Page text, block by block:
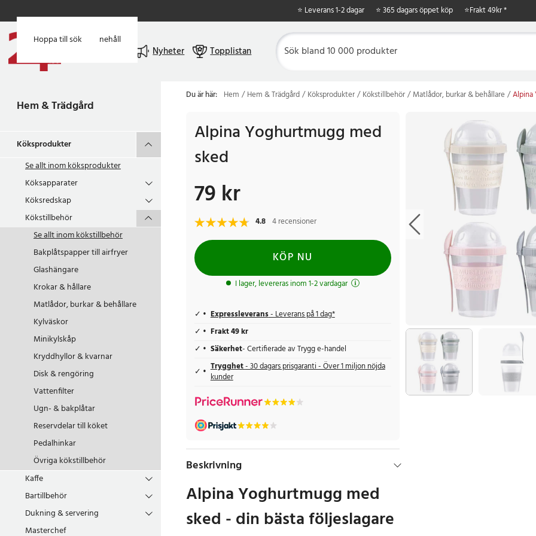
Hoppa till huvudinnehåll
Hoppa till sök
⭐ Leverans 1-2 dagar ⭐ 365 dagars öppet köp ⭐Frakt 49kr *
Nyheter Topplistan
Hem & Trädgård
Köksprodukter
Se allt inomköksprodukter
Köksapparater
Köksredskap
Kökstillbehör
Se allt inomkökstillbehör
Bakplåtspapper till airfryer
Glashängare
Krokar & hållare
Matlådor, burkar & behållare
Kylväskor
Minikylskåp
Kryddhyllor & kvarnar
Disk & rengöring
Vattenfilter
Ugn- & bakplåtar
Reservdelar till köket
Pedalhinkar
Övriga kökstillbehör
Kaffe
Bartillbehör
Dukning & servering
Masterchef
Du är här: Hem Hem & Trädgård Köksprodukter Kökstillbehör Matlådor, burkar & behållare Alpina
Alpina Yoghurtmugg med
sked
Pris:79 kr
79 kr
4.8 4 recensioner
KÖP NU
I lager, levereras inom 1-2 vardagar
Expressleverans- Leverans på 1 dag*
Frakt 49 kr
Säkerhet- Certifierade av Trygg e-handel
Trygghet- 30 dagars prisgaranti - Över 1 miljon nöjda
kunder
Beskrivning
Alpina Yoghurtmugg med
sked - din bästa följeslagare